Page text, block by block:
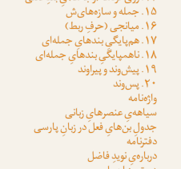
۱۵. جمله و سازه‌های‌ش
۱۶. میانجی (حرفِ ربط)
۱۷. هم‌پایگیِ بندهایِ جمله‌ای
۱۸. ناهمپایگیِ بندهایِ جمله‌ای
۱۹. پیش‌وند و پیراوند
۲۰. پس‌وند
واژه‌نامه
سیاهه‌یِ عنصرهایِ زبانی
جدولِ بن‌هایِ فعل در زبانِ پارسی
دفترنامه
درباره‌یِ نویدِ فاضل